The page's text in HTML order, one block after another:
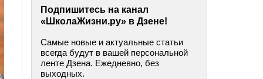
Подпишитесь на канал
«ШколаЖизни.ру» в Дзене!
Самые новые и актуальные статьи
всегда будут в вашей персональной
ленте Дзена. Ежедневно, без
выходных.